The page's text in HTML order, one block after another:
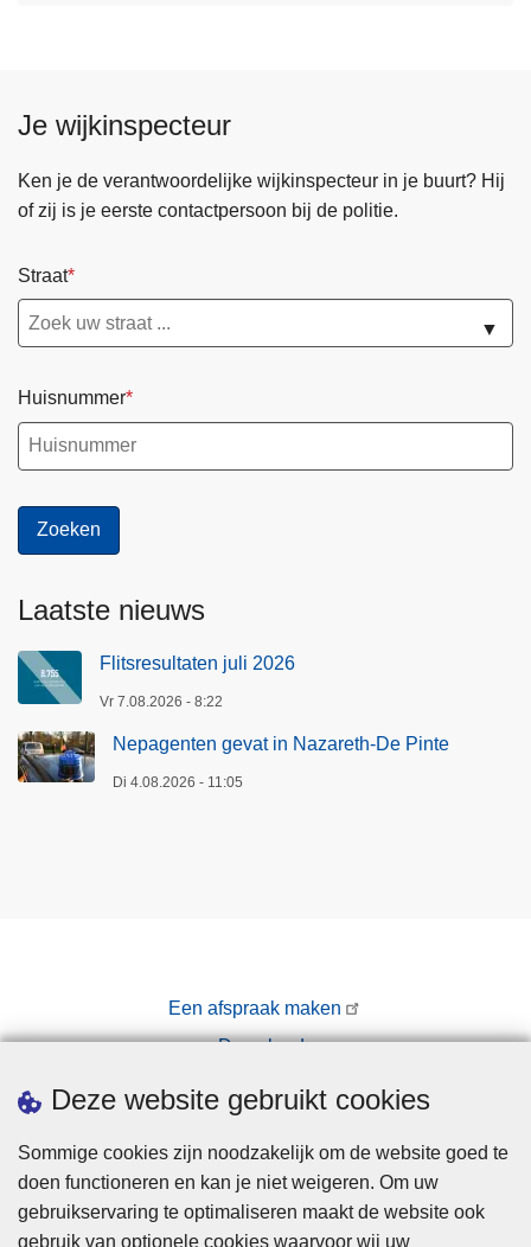
Deze website gebruikt cookies
Sommige cookies zijn noodzakelijk om de website goed te
doen functioneren en kan je niet weigeren. Om uw
gebruikservaring te optimaliseren maakt de website ook
gebruik van optionele cookies waarvoor wij uw
Je wijkinspecteur
Ken je de verantwoordelijke wijkinspecteur in je buurt? Hij
of zij is je eerste contactpersoon bij de politie.
Straat
▼
Huisnummer
Laatste nieuws
Flitsresultaten juli 2026
Vr 7.08.2026 - 8:22
Nepagenten gevat in Nazareth-De Pinte
Di 4.08.2026 - 11:05
Een afspraak maken
Downloads